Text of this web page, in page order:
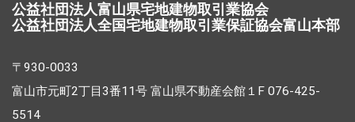
公益社団法人富山県宅地建物取引業協会
公益社団法人全国宅地建物取引業保証協会富山本部
〒930-0033
富山市元町2丁目3番11号 富山県不動産会館１F 076-425-
5514